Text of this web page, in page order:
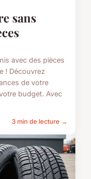
sans
avec des pièces
! Découvrez
de votre
budget. Avec
3 min de lecture →